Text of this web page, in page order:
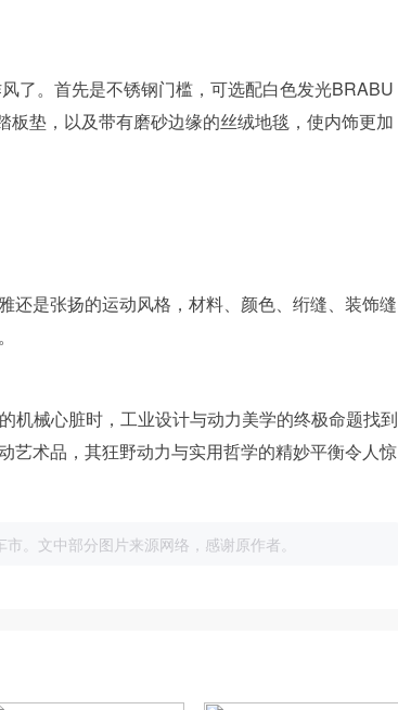
了。首先是不锈钢门槛，可选配白色发光BRABU
垫，以及带有磨砂边缘的丝绒地毯，使内饰更加
还是张扬的运动风格，材料、颜色、绗缝、装饰缝
机械心脏时，工业设计与动力美学的终极命题找到
艺术品，其狂野动力与实用哲学的精妙平衡令人惊
。文中部分图片来源网络，感谢原作者。